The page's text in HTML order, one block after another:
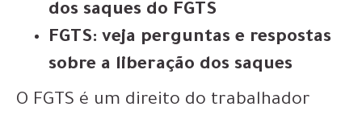
dos saques do FGTS
FGTS: veja perguntas e respostas
sobre a liberação dos saques
O FGTS é um direito do trabalhador